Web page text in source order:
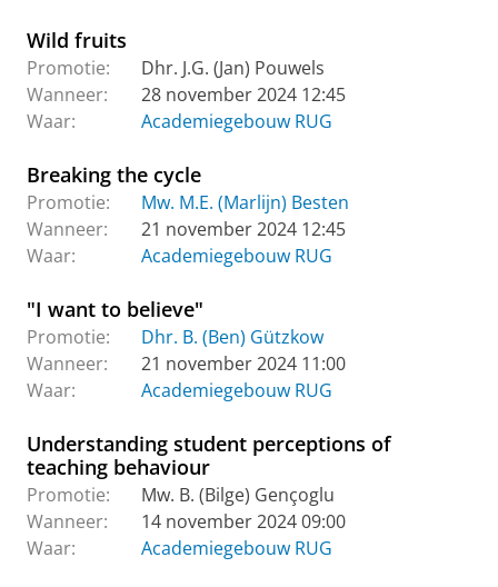
Wild fruits
Promotie:
Dhr. J.G. (Jan) Pouwels
Wanneer:
28 november 2024 12:45
Waar:
Academiegebouw RUG
Breaking the cycle
Promotie:
Mw. M.E. (Marlijn) Besten
Wanneer:
21 november 2024 12:45
Waar:
Academiegebouw RUG
"I want to believe"
Promotie:
Dhr. B. (Ben) Gützkow
Wanneer:
21 november 2024 11:00
Waar:
Academiegebouw RUG
Understanding student perceptions of
teaching behaviour
Promotie:
Mw. B. (Bilge) Gençoglu
Wanneer:
14 november 2024 09:00
Waar:
Academiegebouw RUG